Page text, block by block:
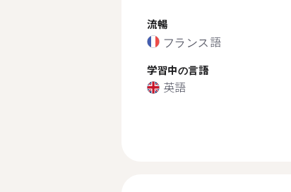
流暢
フランス語
学習中の言語
英語